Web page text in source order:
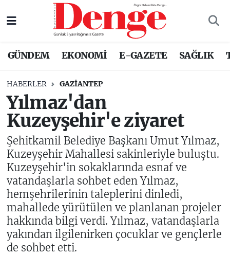
GÜNDEM EKONOMİ E-GAZETE SAĞLIK
HABERLER GAZIANTEP
Yılmaz'dan
Kuzeyşehir'e ziyaret
Şehitkamil Belediye Başkanı Umut Yılmaz,
Kuzeyşehir Mahallesi sakinleriyle buluştu.
Kuzeyşehir'in sokaklarında esnaf ve
vatandaşlarla sohbet eden Yılmaz,
hemşehrilerinin taleplerini dinledi,
mahallede yürütülen ve planlanan projeler
hakkında bilgi verdi. Yılmaz, vatandaşlarla
yakından ilgilenirken çocuklar ve gençlerle
de sohbet etti.
Nöbetçi Eczaneler
Trafik Durumu
Süper Lig Puan Durumu ve Fikstür
Tüm Manşetler
Son Dakika Haberleri
Haber Arşivi